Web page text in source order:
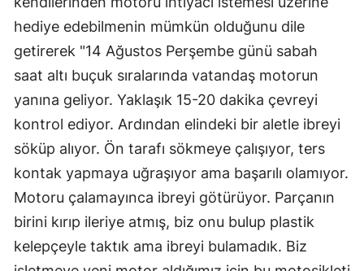
hediye edebilmenin mümkün olduğunu dile
getirerek "14 Ağustos Perşembe günü sabah
saat altı buçuk sıralarında vatandaş motorun
yanına geliyor. Yaklaşık 15-20 dakika çevreyi
kontrol ediyor. Ardından elindeki bir aletle ibreyi
söküp alıyor. Ön tarafı sökmeye çalışıyor, ters
kontak yapmaya uğraşıyor ama başarılı olamıyor.
Motoru çalamayınca ibreyi götürüyor. Parçanın
birini kırıp ileriye atmış, biz onu bulup plastik
kelepçeyle taktık ama ibreyi bulamadık. Biz